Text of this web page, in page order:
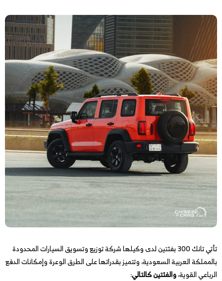
تأتي تانك 300 بفئتين لدى وكيلها شركة توزيع وتسويق السيارات المحدودة
بالمملكة العربية السعودية، وتتميز بقدراتها على الطرق الوعرة وإمكانات الدفع
الرباعي القوية،والفئتين كالتالي: